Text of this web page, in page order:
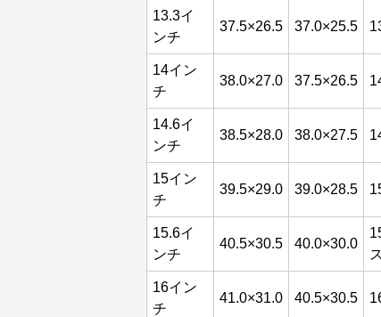
13.3イ
ンチ
37.5×26.5 37.0×25.5
14イン
チ
38.0×27.0 37.5×26.5
14.6イ
ンチ
38.5×28.0 38.0×27.5
15イン
チ
39.5×29.0 39.0×28.5
15.6イ
ンチ
40.5×30.5 40.0×30.0
16イン
チ
41.0×31.0 40.5×30.5